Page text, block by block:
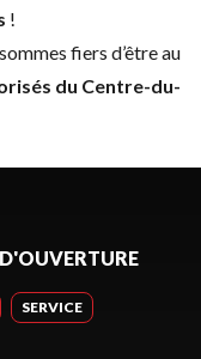
!
fiers d’être au
du Centre-du-
SERVICE